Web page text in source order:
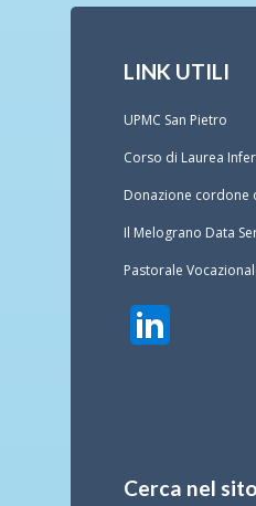
LINK UTILI
UPMC San Pietro
Corso di Laurea
Donazione cordone
Il Melograno Data
Pastorale
Cerca nel